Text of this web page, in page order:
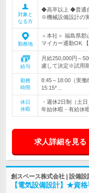
対象と
なる方
◆高卒以上 ◆普通
※機械設備設計の
勤務地
＜本社＞ 福島県
マイカー通勤OK
給与
月給250,000円～
慮して決定※試用
勤務
時間
8:45～18:00（実働
15:15*…
休日
休暇
・週休2日制（土
年始休暇・有給休
求人詳細を見る
創スペース株式会社 | 設備
【電気設備設計】★資